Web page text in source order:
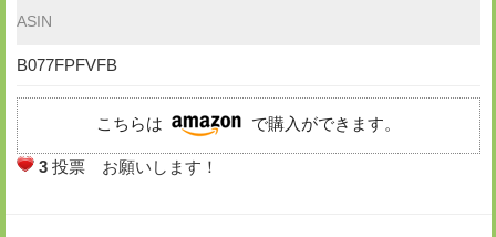
ASIN
B077FPFVFB
こちらは で購入ができます。
3投票 お願いします！